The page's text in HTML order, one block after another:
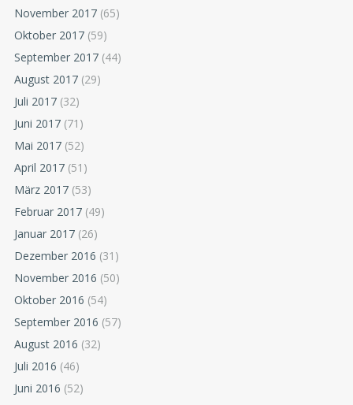
November 2017 (65)
Oktober 2017 (59)
September 2017 (44)
August 2017 (29)
Juli 2017 (32)
Juni 2017 (71)
Mai 2017 (52)
April 2017 (51)
März 2017 (53)
Februar 2017 (49)
Januar 2017 (26)
Dezember 2016 (31)
November 2016 (50)
Oktober 2016 (54)
September 2016 (57)
August 2016 (32)
Juli 2016 (46)
Juni 2016 (52)